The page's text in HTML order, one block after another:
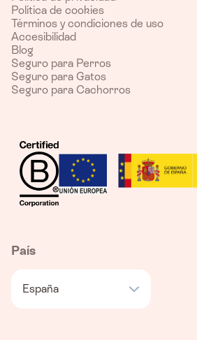
Política de cookies
Términos y condiciones de uso
Accesibilidad
Blog
Seguro para Perros
Seguro para Gatos
Seguro para Cachorros
País
España